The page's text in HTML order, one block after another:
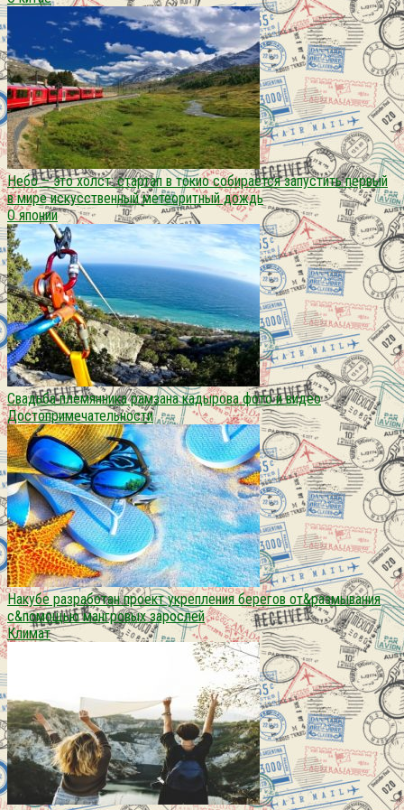
Небо – это холст: стартап в токио собирается запустить первый
в мире искусственный метеоритный дождь
О японии
Свадьба племянника рамзана кадырова фото и видео
Достопримечательности
Накубе разработан проект укрепления берегов от&размывания
с&помощью мангровых зарослей
Климат